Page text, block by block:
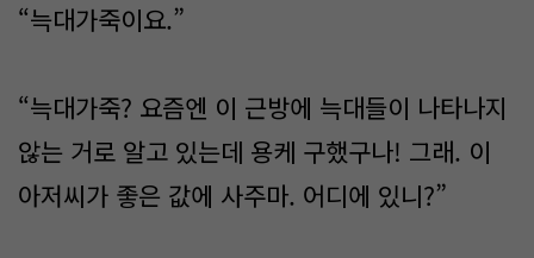
“늑대가죽이요.”
“늑대가죽? 요즘엔 이 근방에 늑대들이 나타나지
않는 거로 알고 있는데 용케 구했구나! 그래. 이
아저씨가 좋은 값에 사주마. 어디에 있니?”